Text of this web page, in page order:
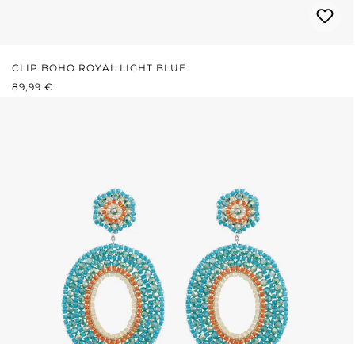
CLIP BOHO ROYAL LIGHT BLUE
PRIX RÉGULIER :
89,99 €